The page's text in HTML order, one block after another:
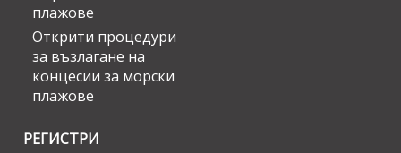
плажове
Открити процедури
за възлагане на
концесии за морски
плажове
РЕГИСТРИ